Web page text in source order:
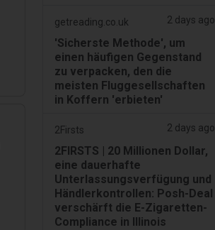
getreading.co.uk 2 days ago
'Sicherste Methode', um
einen häufigen Gegenstand
zu verpacken, den die
meisten Fluggesellschaften
in Koffern 'erbieten'
2Firsts 2 days ago
2FIRSTS | 20 Millionen Dollar,
eine dauerhafte
Unterlassungsverfügung und
Händlerkontrollen: Posh-Deal
verschärft die E-Zigaretten-
Compliance in Illinois